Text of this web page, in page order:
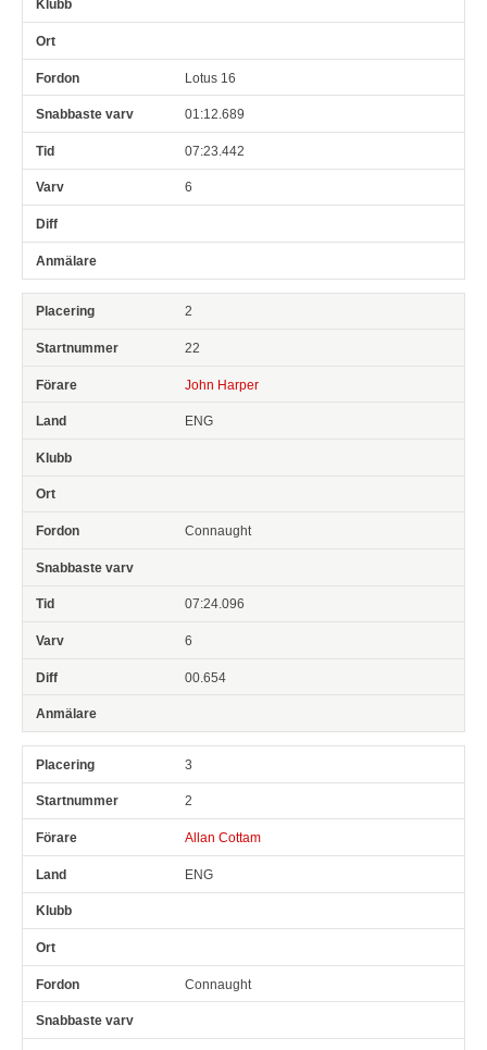
Lotus 16
01:12.689
07:23.442
6
2
22
John Harper
ENG
Connaught
07:24.096
6
00.654
3
2
Allan Cottam
ENG
Connaught